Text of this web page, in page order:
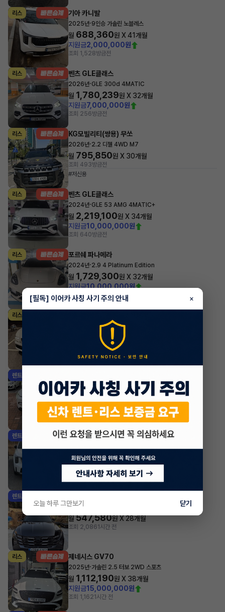
리스 기아 카니발
2025년·9인승 가솔린 노블레스
월 688,360원 X41개월
지원금2,000,000원
조회 1,528방금전
리스 벤츠 GLE클래스
2026년·GLE 300d 4MATIC
월 1,780,239원 X 32개월
지원금7,000,000원
조회 256방금전
리스 KG모빌리티(쌍용) 무쏘
2026년·2.2 디젤 4WD M7
월 795,850원 X 30개월
조회 493방금전
#저신용
리스 벤츠 GLE클래스
2024년·GLE 53 AMG 4MATIC+
월 2,219,100원 X 34개월
지원금10,000,000원
조회 640방금전
리스 포르쉐 파나메라
2024년·2.9 4 Platinum Edition
월 1,729,300원 X 32개월
지원금10,000,000원
조회 2,068방금전
리스
가솔린 2.5 터보 2WD 기본형
1,047,300 원 X
1시간 전
렌트
2025년 롱 레인지 에어
월 579,920원 X 42개월
지원금1,000,000원
조회 7,264 1시간 전
렌트 기아 쏘렌토
월744,700원 X42개월
조회 1,1781시간 전
렌트
2024년
월 547,580원 X 28개월
조회 2,0861시간 전
리스 제네시스 GV70
2025년·가솔린 2.5 터보 2WD 스포츠
월 1,112,190원 X 38개월
지원금15,000,000원
조회 1,1621시간 전
[필독] 이어카 사칭 사기 주의 안내 ×
오늘 하루 그만보기 닫기